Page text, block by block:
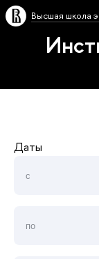
Высшая школа
Даты